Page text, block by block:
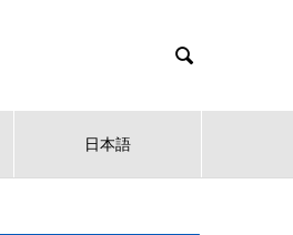

日本語